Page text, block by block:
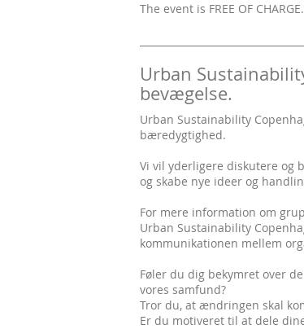
The event is FREE OF
Urban
bevægelse.
Urban Sustainability
bæredygtighed.
Vi vil yderligere diskutere og
og skabe nye ideer og
For mere information om
Urban Sustainability
kommunikationen mellem
Føler du dig bekymret over
vores samfund?
Tror du, at ændringen skal
Er du motiveret til at dele